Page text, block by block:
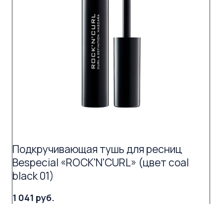
Подкручивающая тушь для ресниц
Bespecial «ROCK'N'CURL» (цвет coal
black 01)
1 041 руб.